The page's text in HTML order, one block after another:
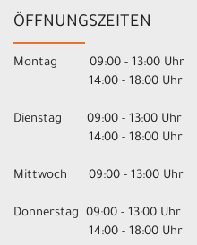
ÖFFNUNGSZEITEN
Montag 09:00 - 13:00 Uhr
14:00 - 18:00 Uhr
Dienstag 09:00 - 13:00 Uhr
14:00 - 18:00 Uhr
Mittwoch 09:00 - 13:00 Uhr
Donnerstag 09:00 - 13:00 Uhr
14:00 - 18:00 Uhr